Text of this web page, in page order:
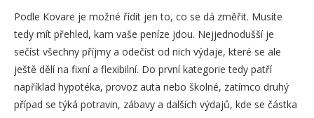
Podle Kovare je možné řídit jen to, co se dá změřit. Musíte
tedy mít přehled, kam vaše peníze jdou. Nejjednodušší je
sečíst všechny příjmy a odečíst od nich výdaje, které se ale
ještě dělí na fixní a flexibilní. Do první kategorie tedy patří
například hypotéka, provoz auta nebo školné, zatímco druhý
případ se týká potravin, zábavy a dalších výdajů, kde se částka